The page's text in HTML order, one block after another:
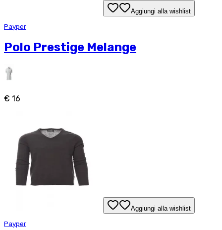
Aggiungi alla wishlist
Payper
Polo Prestige Melange
€ 16
Aggiungi alla wishlist
Payper